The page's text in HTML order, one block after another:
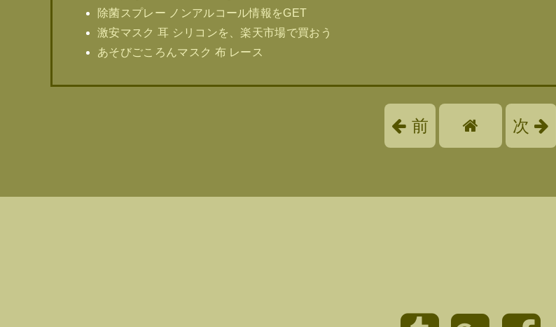
除菌スプレー ノンアルコール情報をGET
激安マスク 耳 シリコンを、楽天市場で買おう
あそびごころんマスク 布 レース
前 次